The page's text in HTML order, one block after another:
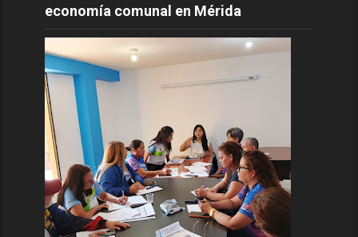
economía comunal en Mérida